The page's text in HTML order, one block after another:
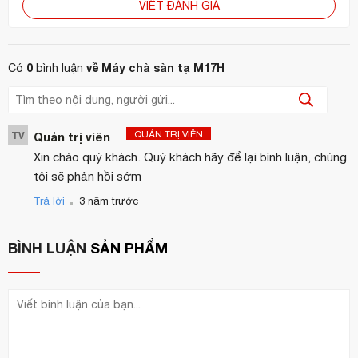
mang đến giải pháp làm sạch hiệu quả và tiết kiệm cho mọi
Liên hệ ngay để được tư vấn và báo giá:
Email:info@hoanmyhotelsupply.com
Hotline: 0944 495 054 / 0904 886 341
VIẾT ĐÁNH GIÁ
Có 0 bình luận về Máy chà sàn tạ M17H
TV Quản trị viên QUẢN TRỊ VIÊN
Xin chào quý khách. Quý khách hãy để lại bình luận, chúng
tôi sẽ phản hồi sớm
Trả lời . 3 năm trước
BÌNH LUẬN SẢN PHẨM